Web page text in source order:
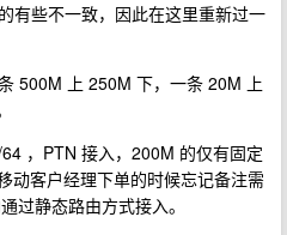
有些不一致，因此在这里重新过一
500M 上 250M 下，一条 20M 上
，PTN 接入，200M 的仅有固定
动客户经理下单的时候忘记备注需
过静态路由方式接入。